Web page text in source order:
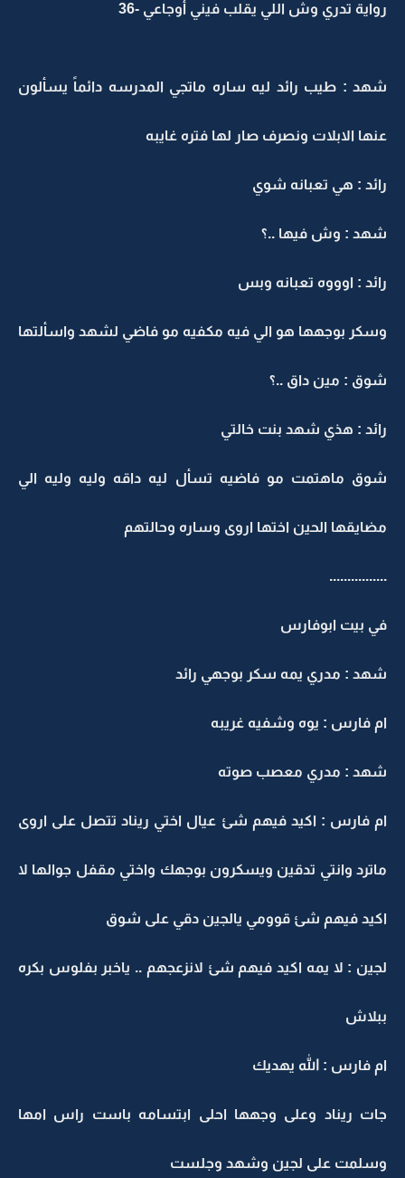
رواية تدري وش اللي يقلب فيني أوجاعي -36
شهد : طيب رائد ليه ساره ماتجي المدرسه دائماً يسألون
عنها الابلات ونصرف صار لها فتره غايبه
رائد : هي تعبانه شوي
شهد : وش فيها ..؟
رائد : اوووه تعبانه وبس
وسكر بوجهها هو الي فيه مكفيه مو فاضي لشهد واسألتها
شوق : مين داق ..؟
رائد : هذي شهد بنت خالتي
شوق ماهتمت مو فاضيه تسأل ليه داقه وليه وليه الي
مضايقها الحين اختها اروى وساره وحالتهم
................
في بيت ابوفارس
شهد : مدري يمه سكر بوجهي رائد
ام فارس : يوه وشفيه غريبه
شهد : مدري معصب صوته
ام فارس : اكيد فيهم شئ عيال اختي ريناد تتصل على اروى
ماترد وانتي تدقين ويسكرون بوجهك واختي مقفل جوالها لا
اكيد فيهم شئ قوومي يالجين دقي على شوق
لجين : لا يمه اكيد فيهم شئ لانزعجهم .. ياخبر بفلوس بكره
ببلاش
ام فارس : الله يهديك
جات ريناد وعلى وجهها احلى ابتسامه باست راس امها
وسلمت على لجين وشهد وجلست